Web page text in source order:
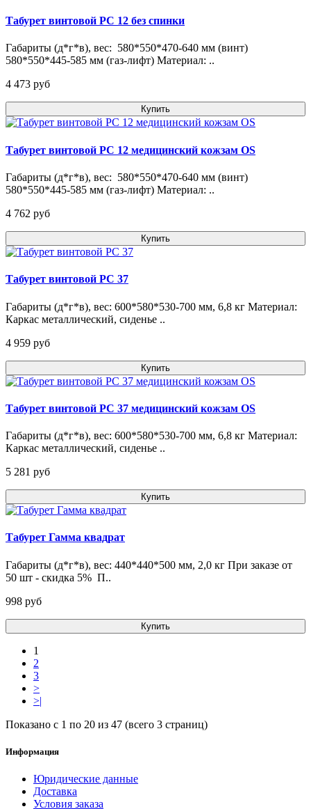
Табурет винтовой РС 12 без спинки
Габариты (д*г*в), вес: 580*550*470-640 мм (винт)
580*550*445-585 мм (газ-лифт) Материал: ..
4 473 pуб
Купить
Табурет винтовой РС 12 медицинский кожзам OS
Габариты (д*г*в), вес: 580*550*470-640 мм (винт)
580*550*445-585 мм (газ-лифт) Материал: ..
4 762 pуб
Купить
Табурет винтовой РС 37
Габариты (д*г*в), вес: 600*580*530-700 мм, 6,8 кг Материал:
Каркас металлический, сиденье ..
4 959 pуб
Купить
Табурет винтовой РС 37 медицинский кожзам OS
Габариты (д*г*в), вес: 600*580*530-700 мм, 6,8 кг Материал:
Каркас металлический, сиденье ..
5 281 pуб
Купить
Табурет Гамма квадрат
Габариты (д*г*в), вес: 440*440*500 мм, 2,0 кг При заказе от
50 шт - скидка 5% П..
998 pуб
Купить
1
2
3
>
>|
Показано с 1 по 20 из 47 (всего 3 страниц)
Информация
Юридические данные
Доставка
Условия заказа